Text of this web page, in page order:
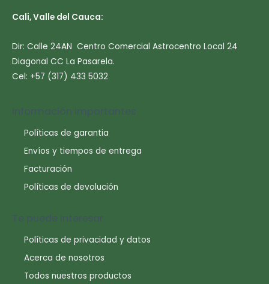
Cali, Valle del Cauca:
Dir: Calle 24AN Centro Comercial Astrocentro Local 24
Diagonal CC La Pasarela.
Cel: +57 (317) 433 5032
Información importantes
Políticas de garantia
Envíos y tiempos de entrega
Facturación
Políticas de devolución
Te puede interesar
Políticas de privacidad y datos
Acerca de nosotros
Todos nuestros productos